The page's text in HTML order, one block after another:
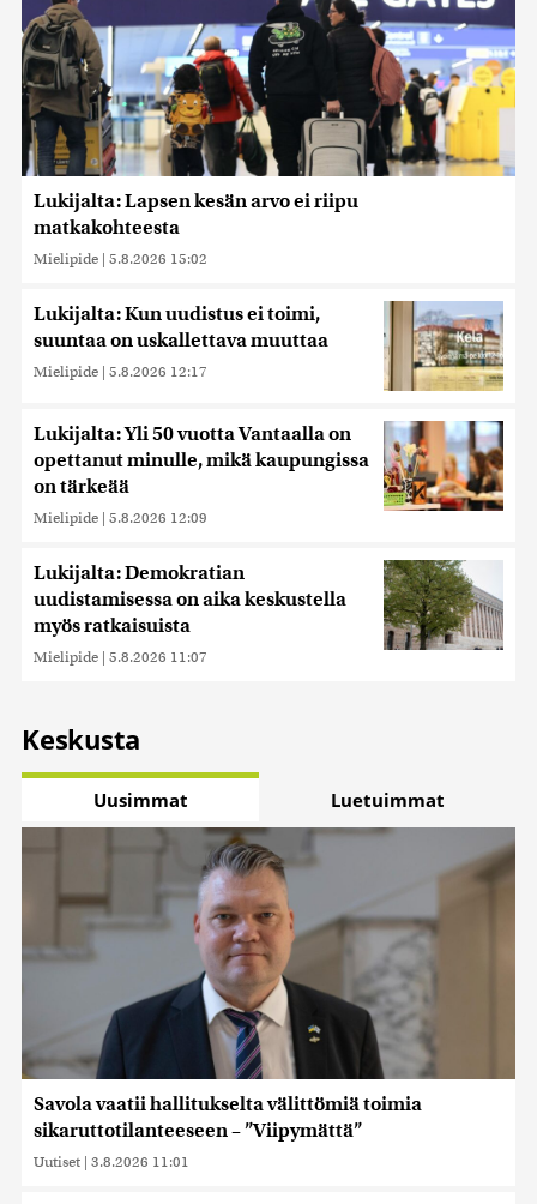
Lukijalta: Lapsen kesän arvo ei riipu
matkakohteesta
Mielipide | 5.8.2026 15:02
Lukijalta: Kun uudistus ei toimi,
suuntaa on uskallettava muuttaa
Mielipide | 5.8.2026 12:17
Lukijalta: Yli 50 vuotta Vantaalla on
opettanut minulle, mikä kaupungissa
on tärkeää
Mielipide | 5.8.2026 12:09
Lukijalta: Demokratian
uudistamisessa on aika keskustella
myös ratkaisuista
Mielipide | 5.8.2026 11:07
Keskusta
Uusimmat Luetuimmat
Savola vaatii hallitukselta välittömiä toimia
sikaruttotilanteeseen – ”Viipymättä”
Uutiset | 3.8.2026 11:01